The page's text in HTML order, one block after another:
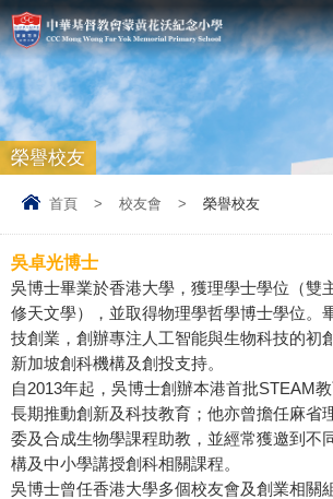
榮譽校友
首頁 > 校友會 > 榮譽校友
吳卓光博士
吳博士畢業於香港大學，獲理學士學位（雙
修天文學），並取得物理學哲學博士學位。
技創業，創辦專注人工智能與生物科技的初
新加坡創科機構及創投支持。
自2013年起，吳博士創辦本港首批STEAM
長期推動創新及科技教育；他亦曾擔任麻省
委及合成生物學課程助教，並經常獲邀到不
構及中小學講授創科相關課程。
吳博士曾任香港大學多個校友會及創業相關